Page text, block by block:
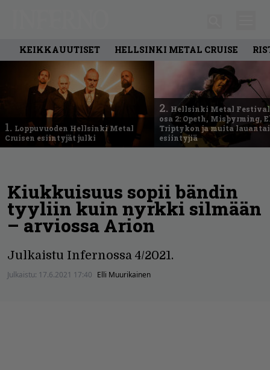
KEIKKAUUTISET HELLSINKI METAL CRUISE
1. Loppuvuoden Hellsinki Metal
Cruisen esiintyjät julki
2. Hellsinki Metal
osa 2: Opeth, Misþyrming,
Triptykon ja muita
esiintyjiä
Kiukkuisuus sopii bändin
tyyliin kuin nyrkki silmään
– arviossa Arion
Julkaistu Infernossa 4/2021.
Julkaistu: 17.6.2021 17:40 Elli Muurikainen